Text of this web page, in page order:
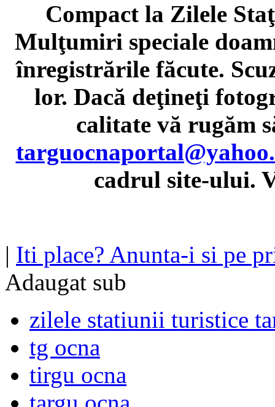
Compact la Zilele
Mulţumiri speciale
înregistrările făcute.
lor. Dacă deţineţi
calitate vă rugăm
cadrul site-ului.
| Iti place? Anunta-i si pe
Adaugat sub
zilele statiunii turistice
tg ocna
tirgu ocna